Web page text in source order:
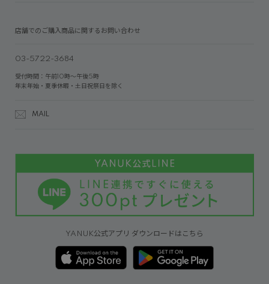
店舗でのご購入商品に関するお問い合わせ
03-5722-3684
受付時間：午前10時～午後5時
年末年始・夏季休暇・土日祝祭日を除く
MAIL
YANUK公式アプリ ダウンロードはこちら